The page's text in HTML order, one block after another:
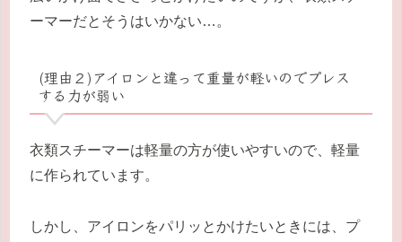
ーマーだとそうはいかない…。
(理由２)アイロンと違って重量が軽いのでプレス
する力が弱い
衣類スチーマーは軽量の方が使いやすいので、軽量
に作られています。
しかし、アイロンをパリッとかけたいときには、プ